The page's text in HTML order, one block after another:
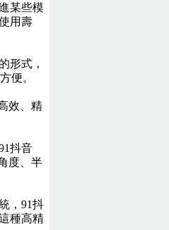
某些模
用壽
形式，
便。
效、精
抖音
度、半
，91抖
種高精